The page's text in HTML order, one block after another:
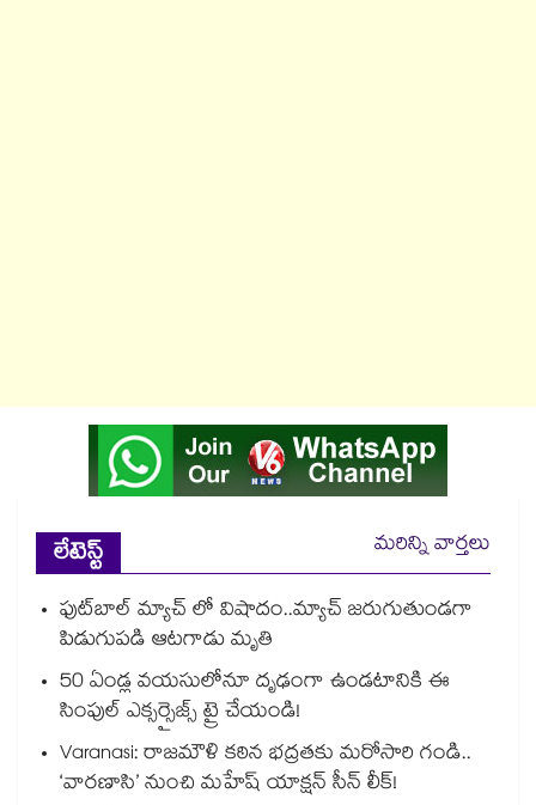
లేటెస్ట్
మరిన్ని వార్తలు
ఫుట్‌బాల్ మ్యాచ్ లో విషాదం..మ్యాచ్ జరుగుతుండగా
పిడుగుపడి ఆటగాడు మృతి
50 ఏండ్ల వయసులోనూ దృఢంగా ఉండటానికి ఈ
సింపుల్ ఎక్సర్సైజ్స్ ట్రై చేయండి!
Varanasi: రాజమౌళి కఠిన భద్రతకు మరోసారి గండి..
‘వారణాసి’ నుంచి మహేష్ యాక్షన్ సీన్ లీక్!